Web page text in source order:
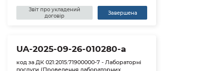
Звіт про укладений
договір
Завершена
UA-2025-09-26-010280-a
код за ДК 021:2015:71900000-7 - Лабораторні
послуги (Проведення лабораторних